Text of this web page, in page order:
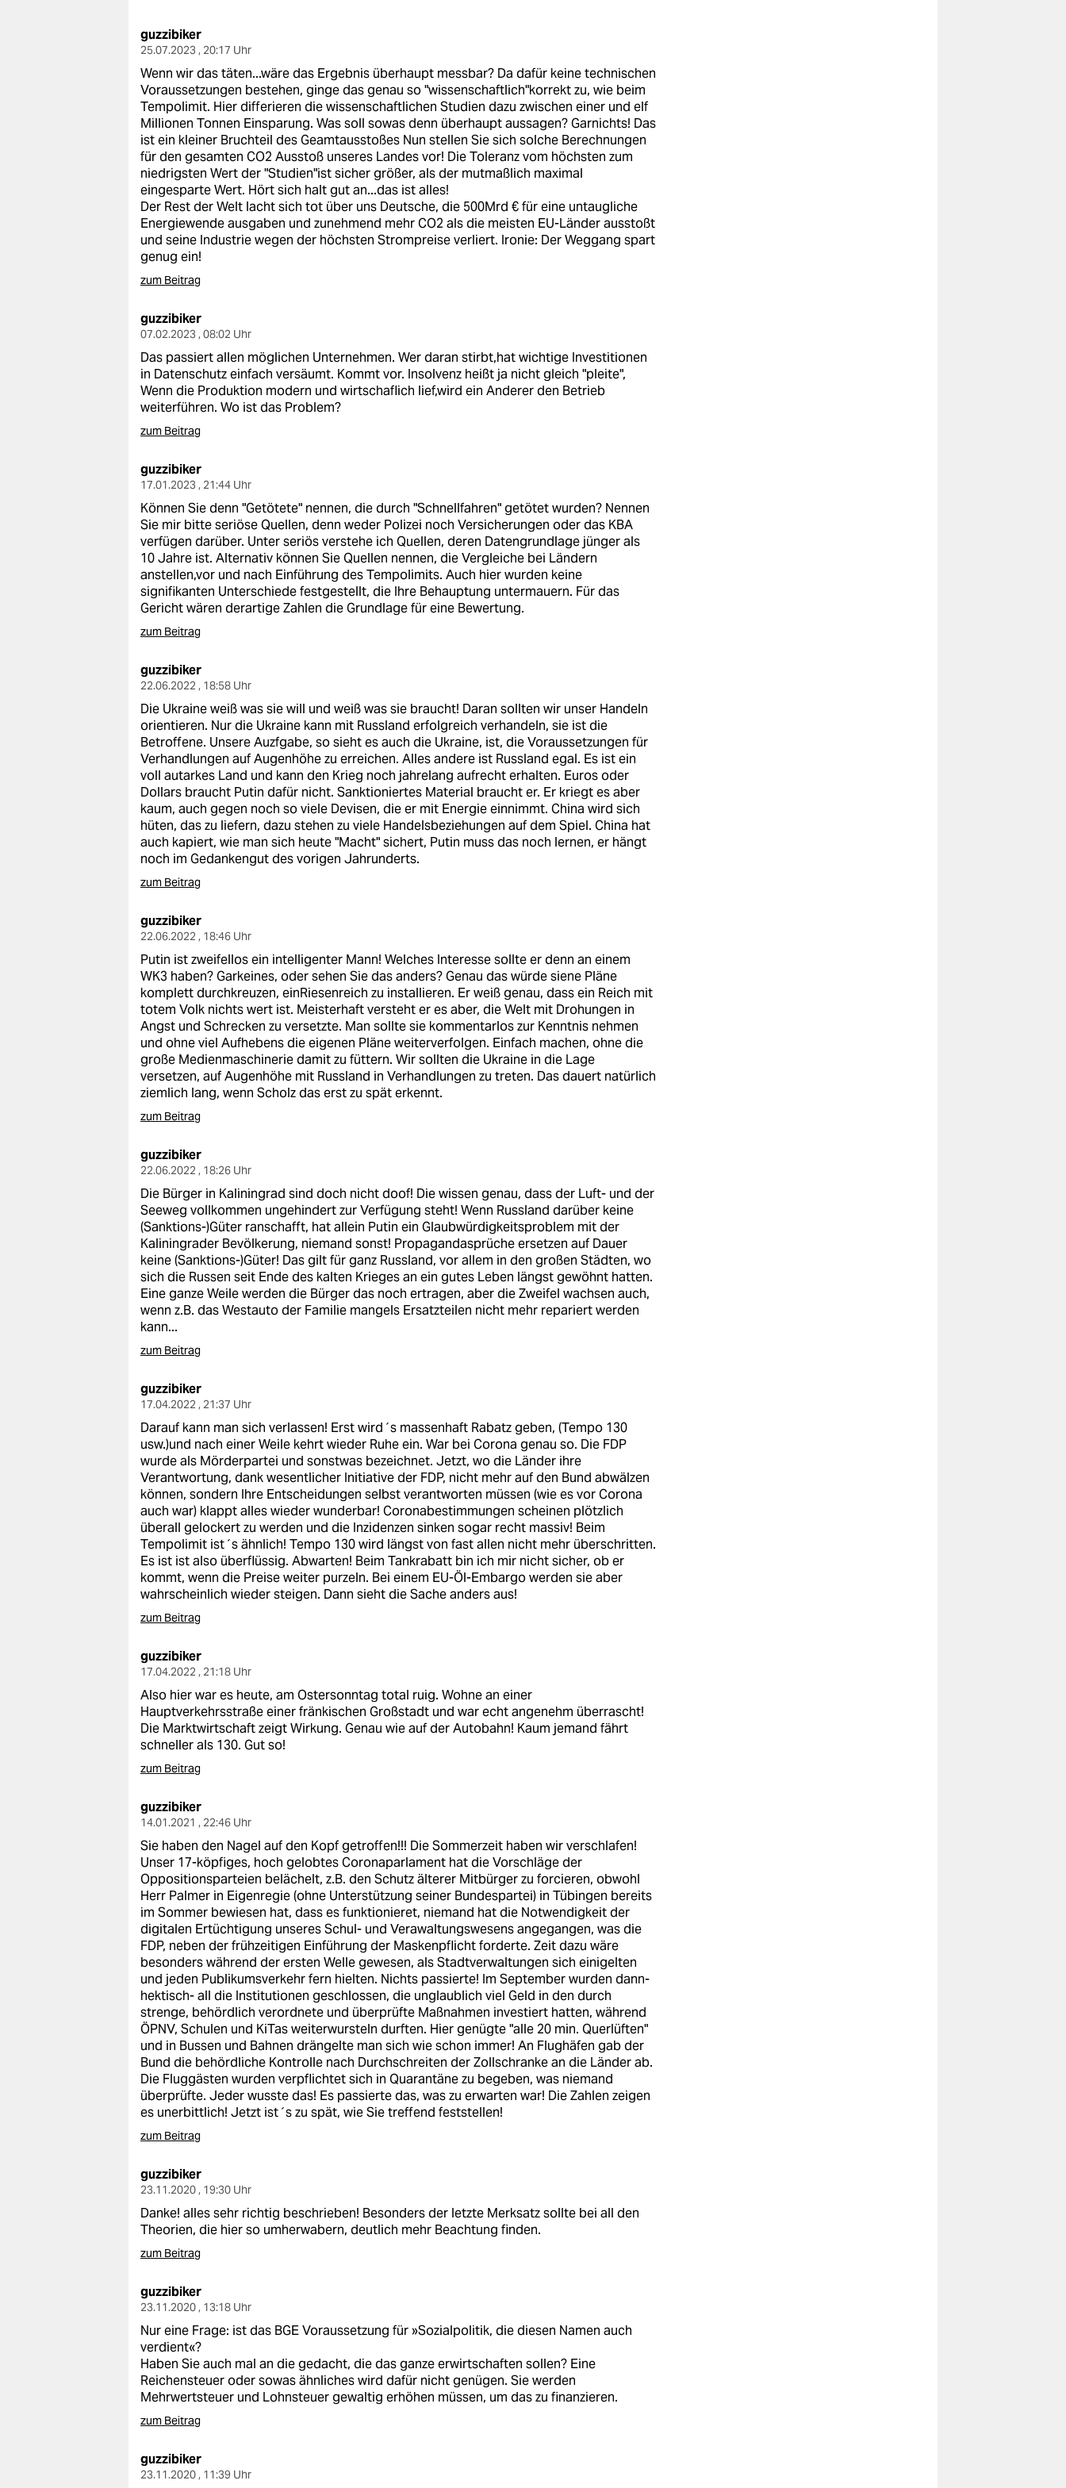
nord
wahrheit
verlag
verlag
veranstaltungen
shop
fragen & hilfe
unterstützen
genossenschaft
epaper login
guzzibiker
25.07.2023 , 20:17 Uhr
Wenn wir das täten...wäre das Ergebnis überhaupt messbar? Da dafür keine technischen
Voraussetzungen bestehen, ginge das genau so "wissenschaftlich"korrekt zu, wie beim
Tempolimit. Hier differieren die wissenschaftlichen Studien dazu zwischen einer und elf
Millionen Tonnen Einsparung. Was soll sowas denn überhaupt aussagen? Garnichts! Das
ist ein kleiner Bruchteil des Geamtausstoßes Nun stellen Sie sich solche Berechnungen
für den gesamten CO2 Ausstoß unseres Landes vor! Die Toleranz vom höchsten zum
niedrigsten Wert der "Studien"ist sicher größer, als der mutmaßlich maximal
eingesparte Wert. Hört sich halt gut an...das ist alles!
Der Rest der Welt lacht sich tot über uns Deutsche, die 500Mrd € für eine untaugliche
Energiewende ausgaben und zunehmend mehr CO2 als die meisten EU-Länder ausstoßt
und seine Industrie wegen der höchsten Strompreise verliert. Ironie: Der Weggang spart
genug ein!
zum Beitrag
guzzibiker
07.02.2023 , 08:02 Uhr
Das passiert allen möglichen Unternehmen. Wer daran stirbt,hat wichtige Investitionen
in Datenschutz einfach versäumt. Kommt vor. Insolvenz heißt ja nicht gleich "pleite",
Wenn die Produktion modern und wirtschaflich lief,wird ein Anderer den Betrieb
weiterführen. Wo ist das Problem?
zum Beitrag
guzzibiker
17.01.2023 , 21:44 Uhr
Können Sie denn "Getötete" nennen, die durch "Schnellfahren" getötet wurden? Nennen
Sie mir bitte seriöse Quellen, denn weder Polizei noch Versicherungen oder das KBA
verfügen darüber. Unter seriös verstehe ich Quellen, deren Datengrundlage jünger als
10 Jahre ist. Alternativ können Sie Quellen nennen, die Vergleiche bei Ländern
anstellen,vor und nach Einführung des Tempolimits. Auch hier wurden keine
signifikanten Unterschiede festgestellt, die Ihre Behauptung untermauern. Für das
Gericht wären derartige Zahlen die Grundlage für eine Bewertung.
zum Beitrag
guzzibiker
22.06.2022 , 18:58 Uhr
Die Ukraine weiß was sie will und weiß was sie braucht! Daran sollten wir unser Handeln
orientieren. Nur die Ukraine kann mit Russland erfolgreich verhandeln, sie ist die
Betroffene. Unsere Auzfgabe, so sieht es auch die Ukraine, ist, die Voraussetzungen für
Verhandlungen auf Augenhöhe zu erreichen. Alles andere ist Russland egal. Es ist ein
voll autarkes Land und kann den Krieg noch jahrelang aufrecht erhalten. Euros oder
Dollars braucht Putin dafür nicht. Sanktioniertes Material braucht er. Er kriegt es aber
kaum, auch gegen noch so viele Devisen, die er mit Energie einnimmt. China wird sich
hüten, das zu liefern, dazu stehen zu viele Handelsbeziehungen auf dem Spiel. China hat
auch kapiert, wie man sich heute "Macht" sichert, Putin muss das noch lernen, er hängt
noch im Gedankengut des vorigen Jahrunderts.
zum Beitrag
guzzibiker
22.06.2022 , 18:46 Uhr
Putin ist zweifellos ein intelligenter Mann! Welches Interesse sollte er denn an einem
WK3 haben? Garkeines, oder sehen Sie das anders? Genau das würde siene Pläne
komplett durchkreuzen, einRiesenreich zu installieren. Er weiß genau, dass ein Reich mit
totem Volk nichts wert ist. Meisterhaft versteht er es aber, die Welt mit Drohungen in
Angst und Schrecken zu versetzte. Man sollte sie kommentarlos zur Kenntnis nehmen
und ohne viel Aufhebens die eigenen Pläne weiterverfolgen. Einfach machen, ohne die
große Medienmaschinerie damit zu füttern. Wir sollten die Ukraine in die Lage
versetzen, auf Augenhöhe mit Russland in Verhandlungen zu treten. Das dauert natürlich
ziemlich lang, wenn Scholz das erst zu spät erkennt.
zum Beitrag
guzzibiker
22.06.2022 , 18:26 Uhr
Die Bürger in Kaliningrad sind doch nicht doof! Die wissen genau, dass der Luft- und der
Seeweg vollkommen ungehindert zur Verfügung steht! Wenn Russland darüber keine
(Sanktions-)Güter ranschafft, hat allein Putin ein Glaubwürdigkeitsproblem mit der
Kaliningrader Bevölkerung, niemand sonst! Propagandasprüche ersetzen auf Dauer
keine (Sanktions-)Güter! Das gilt für ganz Russland, vor allem in den großen Städten, wo
sich die Russen seit Ende des kalten Krieges an ein gutes Leben längst gewöhnt hatten.
Eine ganze Weile werden die Bürger das noch ertragen, aber die Zweifel wachsen auch,
wenn z.B. das Westauto der Familie mangels Ersatzteilen nicht mehr repariert werden
kann...
zum Beitrag
guzzibiker
17.04.2022 , 21:37 Uhr
Darauf kann man sich verlassen! Erst wird´s massenhaft Rabatz geben, (Tempo 130
usw.)und nach einer Weile kehrt wieder Ruhe ein. War bei Corona genau so. Die FDP
wurde als Mörderpartei und sonstwas bezeichnet. Jetzt, wo die Länder ihre
Verantwortung, dank wesentlicher Initiative der FDP, nicht mehr auf den Bund abwälzen
können, sondern Ihre Entscheidungen selbst verantworten müssen (wie es vor Corona
auch war) klappt alles wieder wunderbar! Coronabestimmungen scheinen plötzlich
überall gelockert zu werden und die Inzidenzen sinken sogar recht massiv! Beim
Tempolimit ist´s ähnlich! Tempo 130 wird längst von fast allen nicht mehr überschritten.
Es ist ist also überflüssig. Abwarten! Beim Tankrabatt bin ich mir nicht sicher, ob er
kommt, wenn die Preise weiter purzeln. Bei einem EU-Öl-Embargo werden sie aber
wahrscheinlich wieder steigen. Dann sieht die Sache anders aus!
zum Beitrag
guzzibiker
17.04.2022 , 21:18 Uhr
Also hier war es heute, am Ostersonntag total ruig. Wohne an einer
Hauptverkehrsstraße einer fränkischen Großstadt und war echt angenehm überrascht!
Die Marktwirtschaft zeigt Wirkung. Genau wie auf der Autobahn! Kaum jemand fährt
schneller als 130. Gut so!
zum Beitrag
guzzibiker
14.01.2021 , 22:46 Uhr
Sie haben den Nagel auf den Kopf getroffen!!! Die Sommerzeit haben wir verschlafen!
Unser 17-köpfiges, hoch gelobtes Coronaparlament hat die Vorschläge der
Oppositionsparteien belächelt, z.B. den Schutz älterer Mitbürger zu forcieren, obwohl
Herr Palmer in Eigenregie (ohne Unterstützung seiner Bundespartei) in Tübingen bereits
im Sommer bewiesen hat, dass es funktionieret, niemand hat die Notwendigkeit der
digitalen Ertüchtigung unseres Schul- und Verawaltungswesens angegangen, was die
FDP, neben der frühzeitigen Einführung der Maskenpflicht forderte. Zeit dazu wäre
besonders während der ersten Welle gewesen, als Stadtverwaltungen sich einigelten
und jeden Publikumsverkehr fern hielten. Nichts passierte! Im September wurden dann-
hektisch- all die Institutionen geschlossen, die unglaublich viel Geld in den durch
strenge, behördlich verordnete und überprüfte Maßnahmen investiert hatten, während
ÖPNV, Schulen und KiTas weiterwursteln durften. Hier genügte "alle 20 min. Querlüften"
und in Bussen und Bahnen drängelte man sich wie schon immer! An Flughäfen gab der
Bund die behördliche Kontrolle nach Durchschreiten der Zollschranke an die Länder ab.
Die Fluggästen wurden verpflichtet sich in Quarantäne zu begeben, was niemand
überprüfte. Jeder wusste das! Es passierte das, was zu erwarten war! Die Zahlen zeigen
es unerbittlich! Jetzt ist´s zu spät, wie Sie treffend feststellen!
zum Beitrag
guzzibiker
23.11.2020 , 19:30 Uhr
Danke! alles sehr richtig beschrieben! Besonders der letzte Merksatz sollte bei all den
Theorien, die hier so umherwabern, deutlich mehr Beachtung finden.
zum Beitrag
guzzibiker
23.11.2020 , 13:18 Uhr
Nur eine Frage: ist das BGE Voraussetzung für »Sozialpolitik, die diesen Namen auch
verdient«?
Haben Sie auch mal an die gedacht, die das ganze erwirtschaften sollen? Eine
Reichensteuer oder sowas ähnliches wird dafür nicht genügen. Sie werden
Mehrwertsteuer und Lohnsteuer gewaltig erhöhen müssen, um das zu finanzieren.
zum Beitrag
guzzibiker
23.11.2020 , 11:39 Uhr